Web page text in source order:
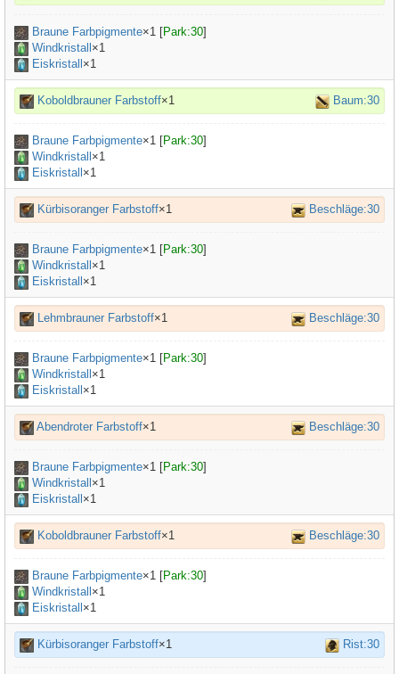
Braune Farbpigmente×1 [Park:30]
Windkristall ×1
Eiskristall ×1
Koboldbrauner Farbstoff×1 Baum:30
Braune Farbpigmente×1 [Park:30]
Windkristall ×1
Eiskristall ×1
Kürbisoranger Farbstoff×1 Beschläge:30
Braune Farbpigmente×1 [Park:30]
Windkristall ×1
Eiskristall ×1
Lehmbrauner Farbstoff×1 Beschläge:30
Braune Farbpigmente×1 [Park:30]
Windkristall ×1
Eiskristall ×1
Abendroter Farbstoff×1 Beschläge:30
Braune Farbpigmente×1 [Park:30]
Windkristall ×1
Eiskristall ×1
Koboldbrauner Farbstoff×1 Beschläge:30
Braune Farbpigmente×1 [Park:30]
Windkristall ×1
Eiskristall ×1
Kürbisoranger Farbstoff×1 Rist:30